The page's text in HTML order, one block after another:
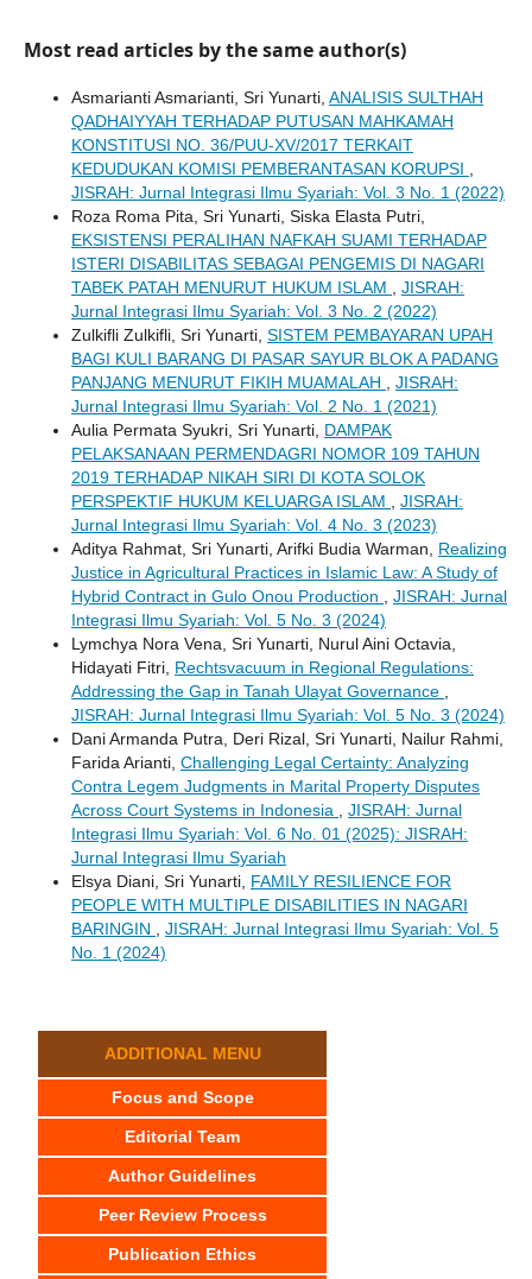
Most read articles by the same author(s)
Asmarianti Asmarianti, Sri Yunarti, ANALISIS SULTHAH
QADHAIYYAH TERHADAP PUTUSAN MAHKAMAH
KONSTITUSI NO. 36/PUU-XV/2017 TERKAIT
KEDUDUKAN KOMISI PEMBERANTASAN KORUPSI
JISRAH: Jurnal Integrasi Ilmu Syariah: Vol. 3 No. 1 (2022)
Roza Roma Pita, Sri Yunarti, Siska Elasta Putri,
EKSISTENSI PERALIHAN NAFKAH SUAMI TERHADAP
ISTERI DISABILITAS SEBAGAI PENGEMIS DI NAGARI
TABEK PATAH MENURUT HUKUM ISLAM
JISRAH:
Jurnal Integrasi Ilmu Syariah: Vol. 3 No. 2 (2022)
Zulkifli Zulkifli, Sri Yunarti, SISTEM PEMBAYARAN UPAH
BAGI KULI BARANG DI PASAR SAYUR BLOK A PADANG
PANJANG MENURUT FIKIH MUAMALAH
JISRAH:
Jurnal Integrasi Ilmu Syariah: Vol. 2 No. 1 (2021)
Aulia Permata Syukri, Sri Yunarti, DAMPAK
PELAKSANAAN PERMENDAGRI NOMOR 109 TAHUN
2019 TERHADAP NIKAH SIRI DI KOTA SOLOK
PERSPEKTIF HUKUM KELUARGA ISLAM
JISRAH:
Jurnal Integrasi Ilmu Syariah: Vol. 4 No. 3 (2023)
Aditya Rahmat, Sri Yunarti, Arifki Budia Warman, Realizing
Justice in Agricultural Practices in Islamic Law: A Study of
Hybrid Contract in Gulo Onou Production
JISRAH: Jurnal
Integrasi Ilmu Syariah: Vol. 5 No. 3 (2024)
Lymchya Nora Vena, Sri Yunarti, Nurul Aini Octavia,
Hidayati Fitri, Rechtsvacuum in Regional Regulations:
Addressing the Gap in Tanah Ulayat Governance
JISRAH: Jurnal Integrasi Ilmu Syariah: Vol. 5 No. 3 (2024)
Dani Armanda Putra, Deri Rizal, Sri Yunarti, Nailur Rahmi,
Farida Arianti, Challenging Legal Certainty: Analyzing
Contra Legem Judgments in Marital Property Disputes
Across Court Systems in Indonesia
JISRAH: Jurnal
Integrasi Ilmu Syariah: Vol. 6 No. 01 (2025): JISRAH:
Jurnal Integrasi Ilmu Syariah
Elsya Diani, Sri Yunarti, FAMILY RESILIENCE FOR
PEOPLE WITH MULTIPLE DISABILITIES IN NAGARI
BARINGIN
JISRAH: Jurnal Integrasi Ilmu Syariah: Vol. 5
No. 1 (2024)
ADDITIONAL MENU
Focus and Scope
Editorial Team
Author Guidelines
Peer Review Process
Publication Ethics